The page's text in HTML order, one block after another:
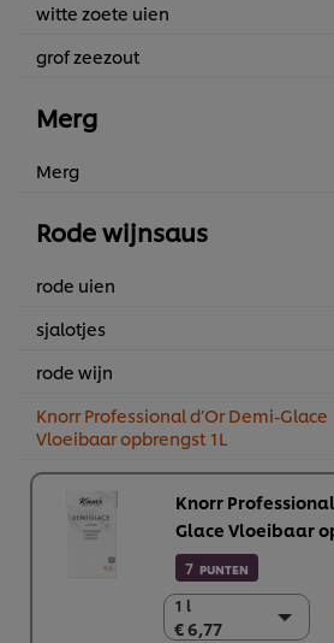
witte zoete uien
grof zeezout
Merg
Merg
Rode wijnsaus
rode uien
sjalotjes
rode wijn
Knorr Professional d’Or Demi-Glace
Vloeibaar opbrengst 1L
Knorr
Glace Vloeibaar
7 PUNTEN
1 l
€ 6,77
1 l
€ 6,77